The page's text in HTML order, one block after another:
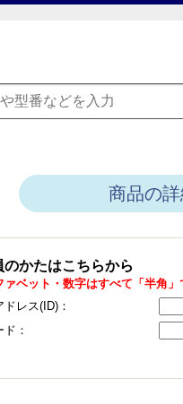
商品の
のかたはこちらから
ベット・数字はすべて「半角」
ドレス(ID)：
：